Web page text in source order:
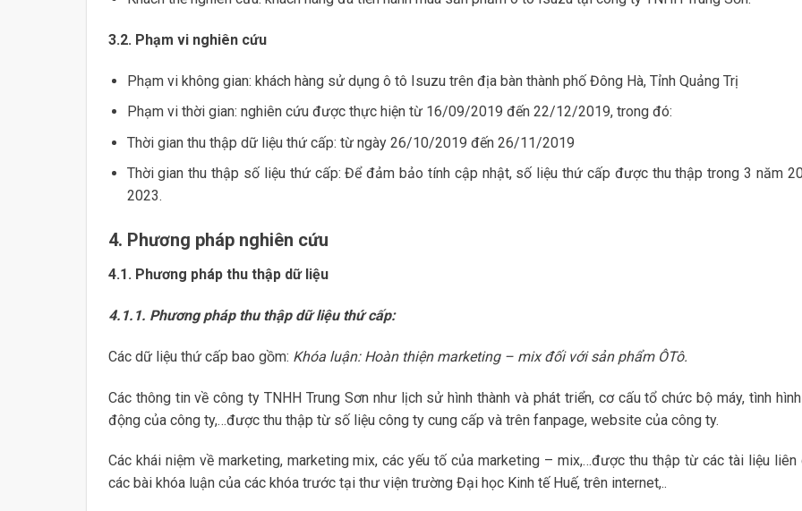
3.2. Phạm vi nghiên cứu
Phạm vi không gian: khách hàng sử dụng ô tô Isuzu trên địa bàn thành phố Đông Hà, Tỉnh Quảng Trị
Phạm vi thời gian: nghiên cứu được thực hiện từ 16/09/2019 đến 22/12/2019, trong đó:
Thời gian thu thập dữ liệu thứ cấp: từ ngày 26/10/2019 đến 26/11/2019
Thời gian thu thập số liệu thứ cấp: Để đảm bảo tính cập nhật, số liệu thứ cấp được thu thập trong 3 năm
2023.
4. Phương pháp nghiên cứu
4.1. Phương pháp thu thập dữ liệu
4.1.1. Phương pháp thu thập dữ liệu thứ cấp:
Các dữ liệu thứ cấp bao gồm: Khóa luận: Hoàn thiện marketing – mix đối với sản phẩm ÔTô.
Các thông tin về công ty TNHH Trung Sơn như lịch sử hình thành và phát triển, cơ cấu tổ chức bộ máy, tình
động của công ty,…được thu thập từ số liệu công ty cung cấp và trên fanpage, website của công ty.
Các khái niệm về marketing, marketing mix, các yếu tố của marketing – mix,…được thu thập từ các tài liệu liên
các bài khóa luận của các khóa trước tại thư viện trường Đại học Kinh tế Huế, trên internet,..